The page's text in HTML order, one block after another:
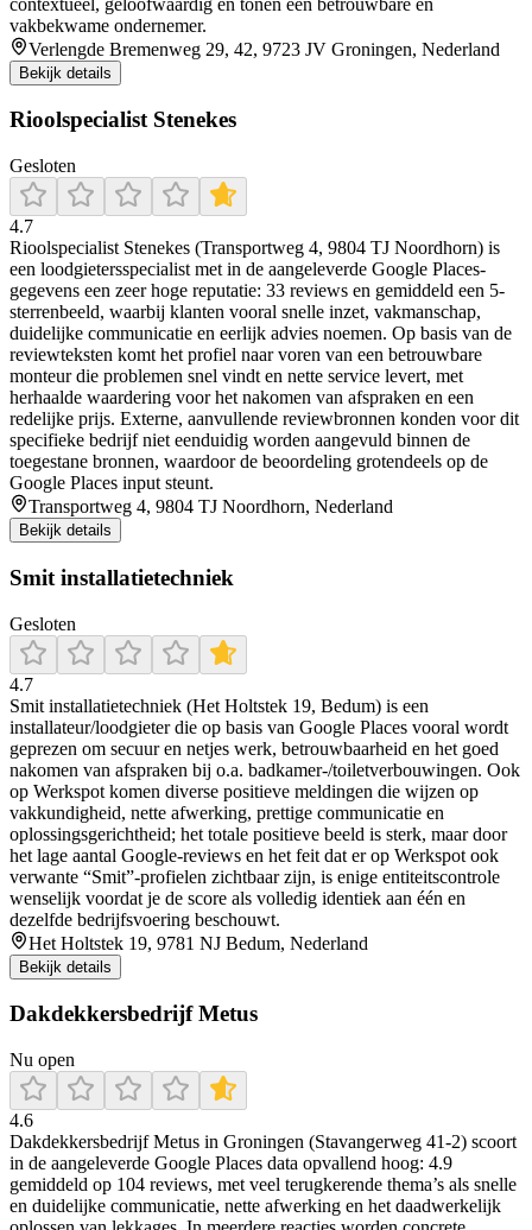
vakbekwame ondernemer.
Verlengde Bremenweg 29, 42, 9723 JV Groningen, Nederland
Bekijk details
Rioolspecialist Stenekes
Gesloten
4.7
Rioolspecialist Stenekes (Transportweg 4, 9804 TJ Noordhorn) is
een loodgietersspecialist met in de aangeleverde Google Places-
gegevens een zeer hoge reputatie: 33 reviews en gemiddeld een 5-
sterrenbeeld, waarbij klanten vooral snelle inzet, vakmanschap,
duidelijke communicatie en eerlijk advies noemen. Op basis van de
reviewteksten komt het profiel naar voren van een betrouwbare
monteur die problemen snel vindt en nette service levert, met
herhaalde waardering voor het nakomen van afspraken en een
redelijke prijs. Externe, aanvullende reviewbronnen konden voor dit
specifieke bedrijf niet eenduidig worden aangevuld binnen de
toegestane bronnen, waardoor de beoordeling grotendeels op de
Google Places input steunt.
Transportweg 4, 9804 TJ Noordhorn, Nederland
Bekijk details
Smit installatietechniek
Gesloten
4.7
Smit installatietechniek (Het Holtstek 19, Bedum) is een
installateur/loodgieter die op basis van Google Places vooral wordt
geprezen om secuur en netjes werk, betrouwbaarheid en het goed
nakomen van afspraken bij o.a. badkamer-/toiletverbouwingen. Ook
op Werkspot komen diverse positieve meldingen die wijzen op
vakkundigheid, nette afwerking, prettige communicatie en
oplossingsgerichtheid; het totale positieve beeld is sterk, maar door
het lage aantal Google-reviews en het feit dat er op Werkspot ook
verwante “Smit”-profielen zichtbaar zijn, is enige entiteitscontrole
wenselijk voordat je de score als volledig identiek aan één en
dezelfde bedrijfsvoering beschouwt.
Het Holtstek 19, 9781 NJ Bedum, Nederland
Bekijk details
Dakdekkersbedrijf Metus
Nu open
4.6
Dakdekkersbedrijf Metus in Groningen (Stavangerweg 41-2) scoort
in de aangeleverde Google Places data opvallend hoog: 4.9
gemiddeld op 104 reviews, met veel terugkerende thema’s als snelle
en duidelijke communicatie, nette afwerking en het daadwerkelijk